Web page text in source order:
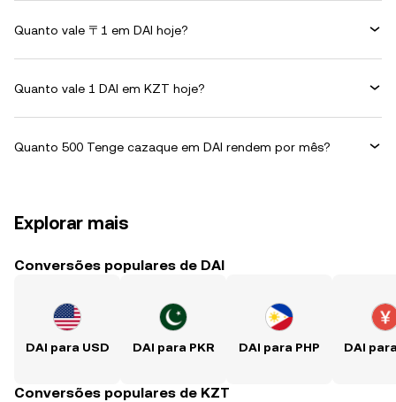
Quanto vale 〒1 em DAI hoje?
Quanto vale 1 DAI em KZT hoje?
Quanto 500 Tenge cazaque em DAI rendem por mês?
Explorar mais
Conversões populares de DAI
DAI para USD DAI para PKR DAI para PHP DAI
Conversões populares de KZT